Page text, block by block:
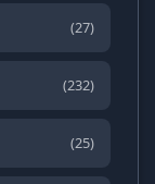
(27)
(232)
(25)